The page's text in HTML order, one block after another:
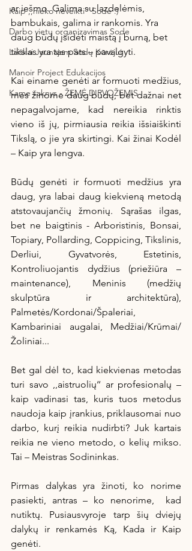
Kaip ,,nieko neveikti'' Sode :)
Darbo vietų organizavimas Sode
Laiškai Jaunajam Sodų Kūrėjui
Manoir Project Edukacijos
Kame šaknys - ŽEMĖ DIRVOŽEMIS
ar iešmo. Galima su lazdelėmis,
bambukais, galima ir rankomis. Yra
daug būdų įsidėti maistą į burną, bet
tikslas yra tas pats – pavalgyti.
Kai einame genėti ar formuoti medžius,
mes žinome daug būdų, bet dažnai net
nepagalvojame, kad nereikia rinktis
vieno iš jų, pirmiausia reikia išsiaiškinti
Tikslą, o jie yra skirtingi. Kai žinai Kodėl
– Kaip yra lengva.
Būdų genėti ir formuoti medžius yra
daug, yra labai daug kiekvieną metodą
atstovaujančių žmonių. Sąrašas ilgas,
bet ne baigtinis - Arboristinis, Bonsai,
Topiary, Pollarding, Coppicing, Tikslinis,
Derliui, Gyvatvorės, Estetinis,
Kontroliuojantis dydžius (priežiūra –
maintenance), Meninis (medžių
skulptūra ir architektūra),
Palmetės/Kordonai/Špaleriai,
Kambariniai augalai, Medžiai/Krūmai/
Žoliniai...
Bet gal dėl to, kad kiekvienas metodas
turi savo ,,aistruolių‘‘ ar profesionalų –
kaip vadinasi tas, kuris tuos metodus
naudoja kaip įrankius, priklausomai nuo
darbo, kurį reikia nudirbti? Juk kartais
reikia ne vieno metodo, o kelių mikso.
Tai – Meistras Sodininkas.
Pirmas dalykas yra žinoti, ko norime
pasiekti, antras – ko nenorime,  kad
nutiktų. Pusiausvyroje tarp šių dviejų
dalykų ir renkamės Ką, Kada ir Kaip
genėti.